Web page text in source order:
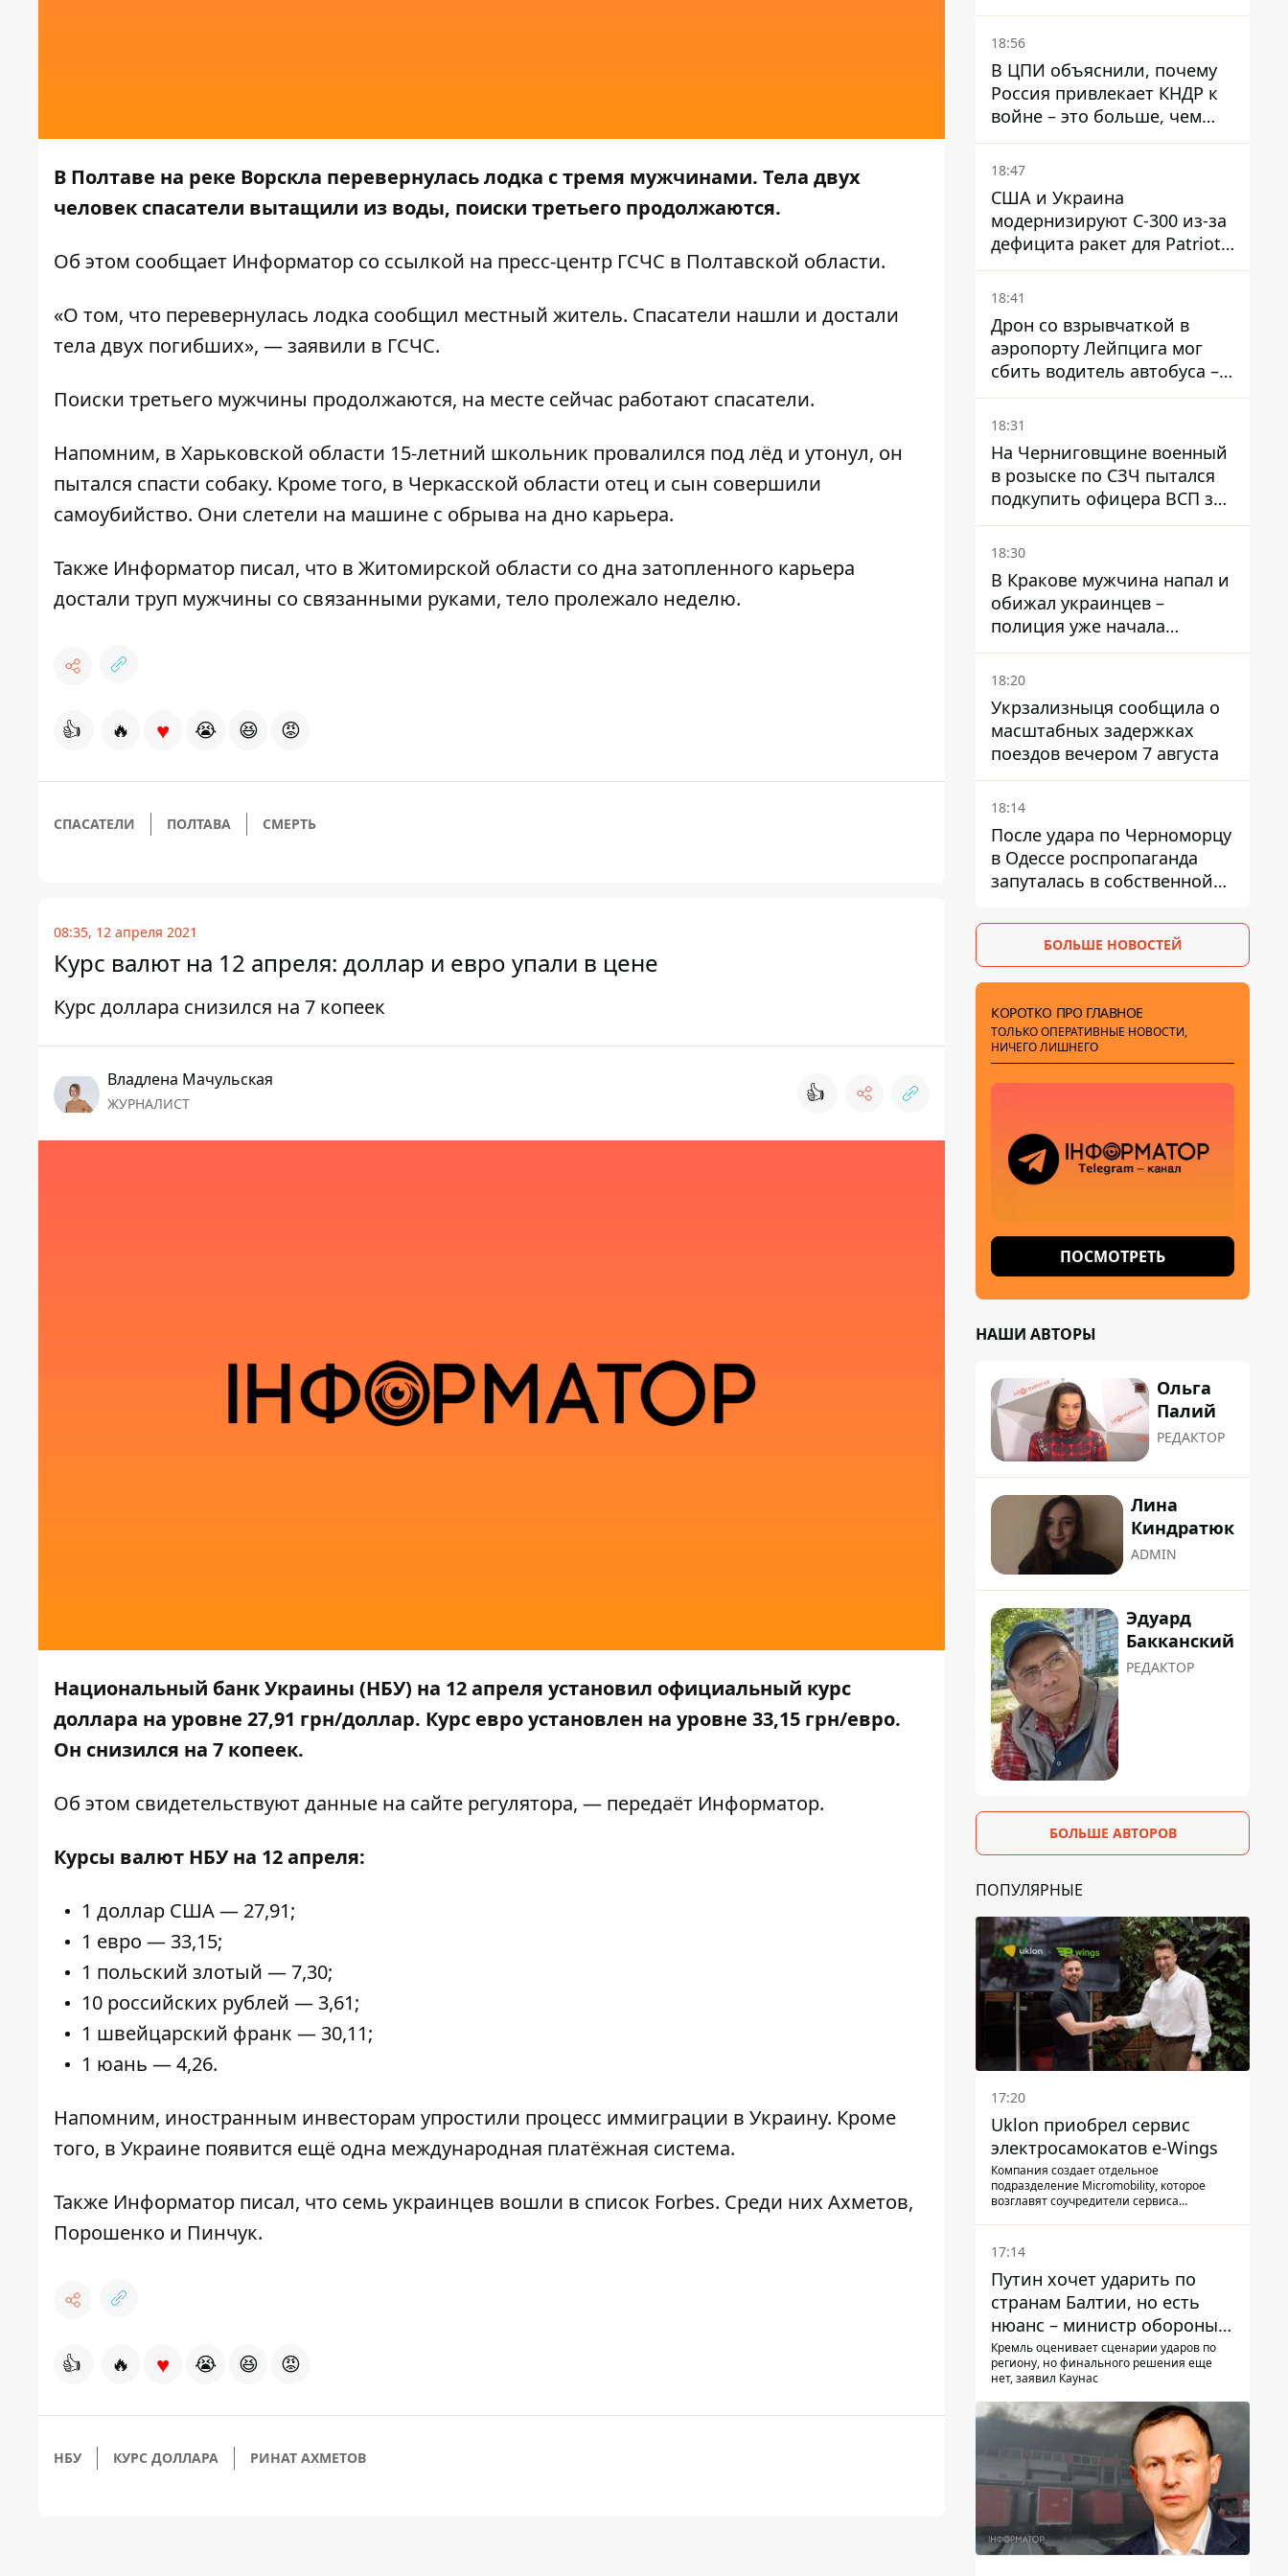
В Полтаве на реке Ворскла перевернулась лодка с тремя мужчинами. Тела двух
человек спасатели вытащили из воды, поиски третьего продолжаются.
Об этом сообщает Информатор со ссылкой на пресс-центр ГСЧС в Полтавской области.
«О том, что перевернулась лодка сообщил местный житель. Спасатели нашли и достали
тела двух погибших», — заявили в ГСЧС.
Поиски третьего мужчины продолжаются, на месте сейчас работают спасатели.
Напомним, в Харьковской области 15-летний школьник провалился под лёд и утонул, он
пытался спасти собаку. Кроме того, в Черкасской области отец и сын совершили
самоубийство. Они слетели на машине с обрыва на дно карьера.
Также Информатор писал, что в Житомирской области со дна затопленного карьера
достали труп мужчины со связанными руками, тело пролежало неделю.
👍 🔥 ♥ 😭 😆 😡
СПАСАТЕЛИ ПОЛТАВА СМЕРТЬ
08:35, 12 апреля 2021
Курс валют на 12 апреля: доллар и евро упали в цене
Курс доллара снизился на 7 копеек
Владлена Мачульская
ЖУРНАЛИСТ 👍
Национальный банк Украины (НБУ) на 12 апреля установил официальный курс
доллара на уровне 27,91 грн/доллар. Курс евро установлен на уровне 33,15 грн/евро.
Он снизился на 7 копеек.
Об этом свидетельствуют данные на сайте регулятора, — передаёт Информатор.
Курсы валют НБУ на 12 апреля:
1 доллар США — 27,91;
1 евро — 33,15;
1 польский злотый — 7,30;
10 российских рублей — 3,61;
1 швейцарский франк — 30,11;
1 юань — 4,26.
Напомним, иностранным инвесторам упростили процесс иммиграции в Украину. Кроме
того, в Украине появится ещё одна международная платёжная система.
Также Информатор писал, что семь украинцев вошли в список Forbes. Среди них Ахметов,
Порошенко и Пинчук.
👍 🔥 ♥ 😭 😆 😡
НБУ КУРС ДОЛЛАРА РИНАТ АХМЕТОВ
"бандеровскую символику" -
Навроцкий
18:56
В ЦПИ объяснили, почему
Россия привлекает КНДР к
войне – это больше, чем
ракеты
18:47
США и Украина
модернизируют С-300 из-за
дефицита ракет для Patriot -
СМИ
18:41
Дрон со взрывчаткой в ​​
аэропорту Лейпцига мог
сбить водитель автобуса –
Welt
18:31
На Черниговщине военный
в розыске по СЗЧ пытался
подкупить офицера ВСП за
40 тысяч гривен
18:30
В Кракове мужчина напал и
обижал украинцев –
полиция уже начала
расследование
18:20
Укрзализныця сообщила о
масштабных задержках
поездов вечером 7 августа
18:14
После удара по Черноморцу
в Одессе роспропаганда
запуталась в собственной
БОЛЬШЕ НОВОСТЕЙ
КОРОТКО ПРО ГЛАВНОЕ
ТОЛЬКО ОПЕРАТИВНЫЕ НОВОСТИ,
НИЧЕГО ЛИШНЕГО
ПОСМОТРЕТЬ
НАШИ АВТОРЫ
Ольга
Палий
РЕДАКТОР
Лина
Киндратюк
ADMIN
Эдуард
Бакканский
РЕДАКТОР
БОЛЬШЕ АВТОРОВ
ПОПУЛЯРНЫЕ
17:20
Uklon приобрел сервис
электросамокатов e-Wings
Компания создает отдельное
подразделение Micromobility, которое
возглавят соучредители сервиса
17:14
Путин хочет ударить по
странам Балтии, но есть
нюанс – министр обороны
Литвы сделал заявление
Кремль оценивает сценарии ударов по
региону, но финального решения еще
нет, заявил Каунас